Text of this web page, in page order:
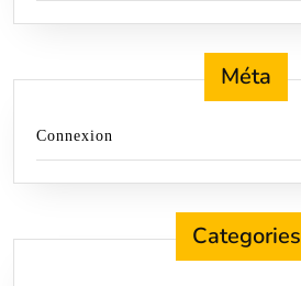
Méta
Connexion
Categories